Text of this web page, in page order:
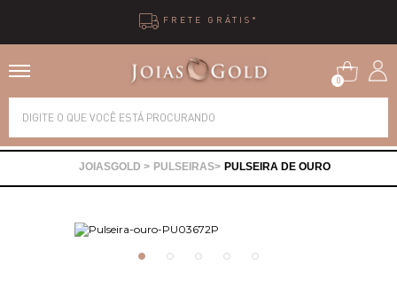
FRETE GRÁTIS*
0
PULSEIRAS PULSEIRA DE OURO
Alianças
Brincos